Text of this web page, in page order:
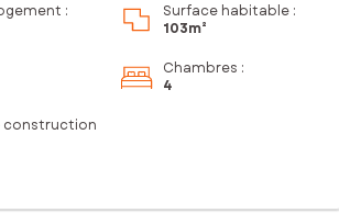
:
Surface habitable :
103m²
Chambres :
4
construction